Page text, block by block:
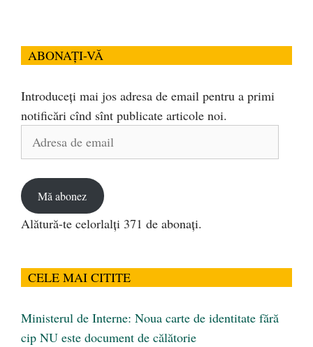
ABONAȚI-VĂ
Introduceți mai jos adresa de email pentru a primi
notificări cînd sînt publicate articole noi.
Adresa
Mă abonez
Alătură-te celorlalți 371 de abonați.
CELE MAI CITITE
Ministerul de Interne: Noua carte de identitate fără
cip NU este document de călătorie